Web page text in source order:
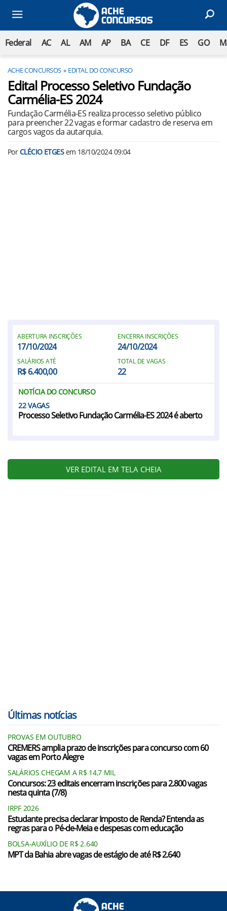
Federal AC AL AM AP BA CE DF ES GO
ACHE CONCURSOS EDITAL DO CONCURSO
Edital Processo Seletivo Fundação
Carmélia-ES 2024
Fundação Carmélia-ES realiza processo seletivo público
para preencher 22 vagas e formar cadastro de reserva em
cargos vagos da autarquia.
PorCLÉCIO ETGESem 18/10/2024 09:04
ABERTURA INSCRIÇÕES
17/10/2024
ENCERRA INSCRIÇÕES
24/10/2024
SALÁRIOS ATÉ
R$ 6.400,00
TOTAL DE VAGAS
22
NOTÍCIA DO CONCURSO
22
Processo Seletivo Fundação Carmélia-ES 2024 é aberto
VER EDITAL EM TELA CHEIA
Últimas notícias
PROVAS EM OUTUBRO
CREMERS amplia prazo de inscrições para concurso com 60
vagas em Porto Alegre
SALÁRIOS CHEGAM A R$ 14,7 MIL
Concursos: 23 editais encerram inscrições para 2.800 vagas
nesta quinta (7/8)
IRPF 2026
Estudante precisa declarar Imposto de Renda? Entenda as
regras para o Pé-de-Meia e despesas com educação
BOLSA-AUXÍLIO DE R$ 2.640
MPT da Bahia abre vagas de estágio de até R$ 2.640